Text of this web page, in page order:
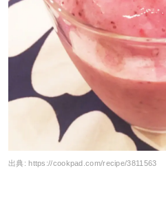
出典:https://cookpad.com/recipe/3811563